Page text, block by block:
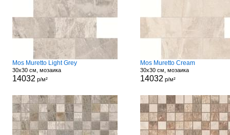
Mos Muretto Light Grey
30x30 см, мозаика
14032 р/м²
Mos Muretto Cream
30x30 см, мозаика
14032 р/м²